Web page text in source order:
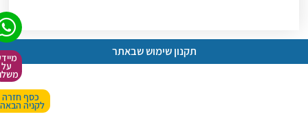
תקנון שימוש שבאתר מיידע
על
משלוח
כסף חזרה
לקניה הבאה!